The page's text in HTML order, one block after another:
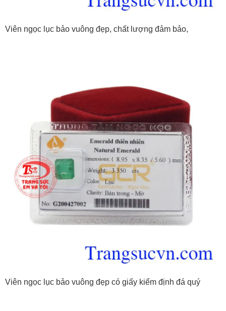
Viên ngọc lục bảo vuông đẹp, chất lượng đảm bảo,
Viên ngọc lục bảo vuông đẹp có giấy kiểm định đá quý